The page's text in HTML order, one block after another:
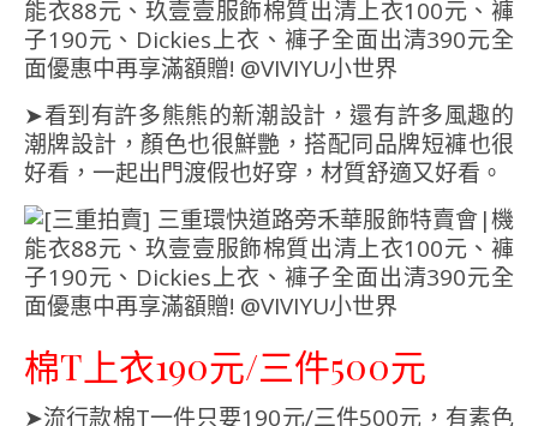
➤看到有許多熊熊的新潮設計，還有許多風趣的
潮牌設計，顏色也很鮮艷，搭配同品牌短褲也很
好看，一起出門渡假也好穿，材質舒適又好看。
棉T上衣190元/三件500元
➤流行款棉T一件只要190元/三件500元，有素色